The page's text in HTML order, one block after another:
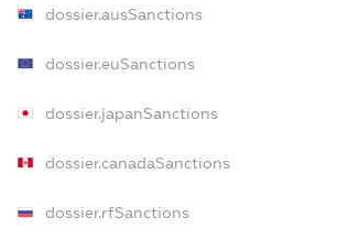
dossier.ausSanctions
dossier.euSanctions
dossier.japanSanctions
dossier.canadaSanctions
dossier.rfSanctions